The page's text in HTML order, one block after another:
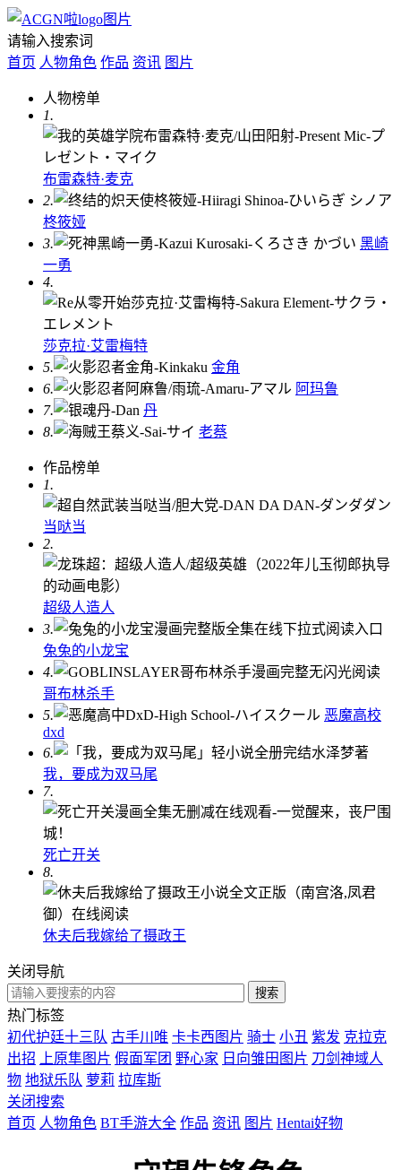
请输入搜索词
首页 人物角色 作品 资讯 图片
人物榜单
1.
布雷森特·麦克
2.
柊筱娅
3.
黑崎
一勇
4.
莎克拉·艾雷梅特
5.
金角
6.
阿玛鲁
7.
丹
8.
老蔡
作品榜单
1.
当哒当
2.
超级人造人
3.
兔兔的小龙宝
4.
哥布林杀手
5.
恶魔高校
dxd
6.
我，要成为双马尾
7.
死亡开关
8.
休夫后我嫁给了摄政王
关闭导航
热门标签
初代护廷十三队 古手川唯 卡卡西图片 骑士 小丑 紫发 克拉克
出招
上原隼图片 假面军团 野心家 日向雏田图片 刀剑神域人
物 地狱乐队 萝莉 拉库斯
关闭搜索
首页 人物角色 BT手游大全 作品 资讯 图片 Hentai好物